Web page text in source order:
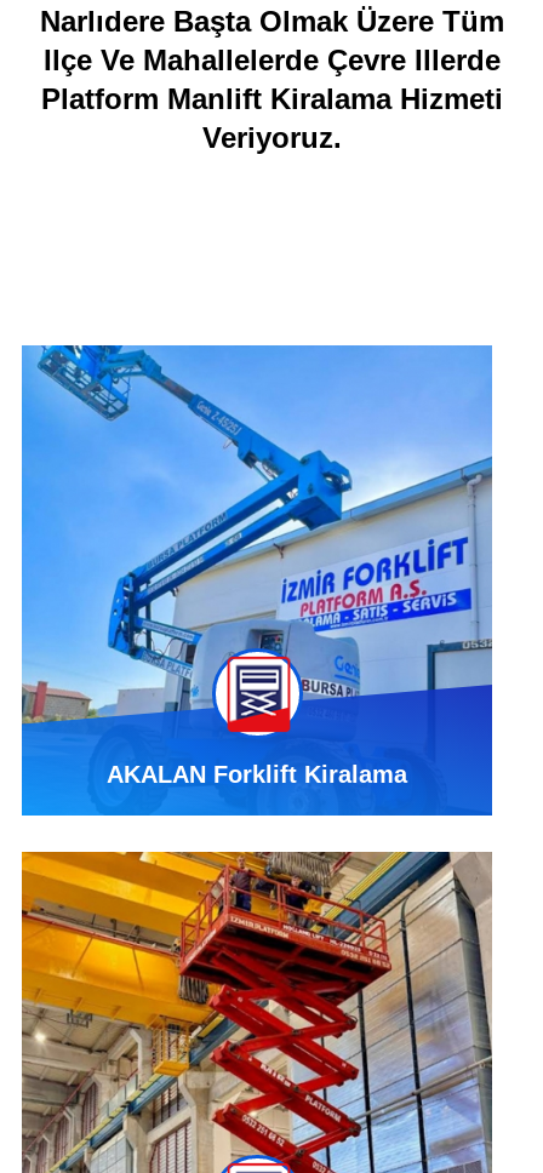
Narlıdere Başta Olmak Üzere Tüm
Ilçe Ve Mahallelerde Çevre Illerde
Platform Manlift Kiralama Hizmeti
Veriyoruz.
AKALAN Forklift Kiralama